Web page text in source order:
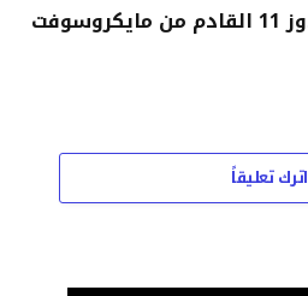
يستهدف تحديث ويندوز 11 القادم من مايكروسوفت
اترك تعليقاً